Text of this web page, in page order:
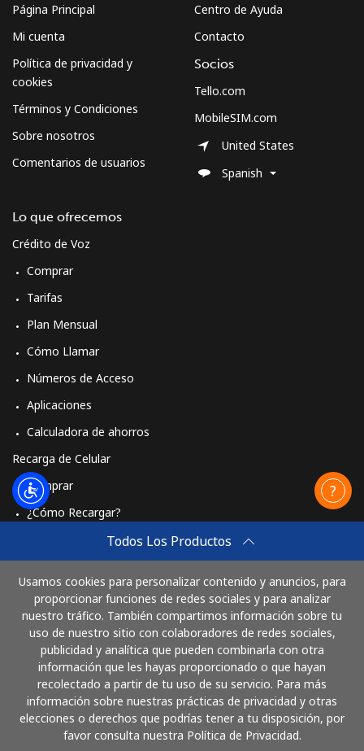
Todos Los Productos
Usamos cookies para personalizar contenido y anuncios, para
proporcionar funciones de redes sociales y para analizar
nuestro tráfico. También compartimos información sobre tu
uso de nuestro sitio con colaboradores de redes sociales,
publicidad y analítica que pueden combinarla con otra
información que les hayas proporcionado o que hayan
recolectado a partir de tu uso de su servicio. Para más
información sobre nuestras prácticas de privacidad y otras
elecciones o derechos que podrías tener a tu disposición, por
favor consulta nuestra Política de Privacidad.
Página Principal
Mi cuenta
Política de privacidad y
cookies
Términos y Condiciones
Sobre nosotros
Comentarios de usuarios
Lo que ofrecemos
Crédito de Voz
Comprar
Tarifas
Plan Mensual
Cómo Llamar
Números de Acceso
Aplicaciones
Calculadora de ahorros
Recarga de Celular
Comprar
¿Cómo Recargar?
Comprar
Cómo funciona
Centro de Ayuda
Contacto
Socios
Tello.com
MobileSIM.com
United States
Spanish
Paga con